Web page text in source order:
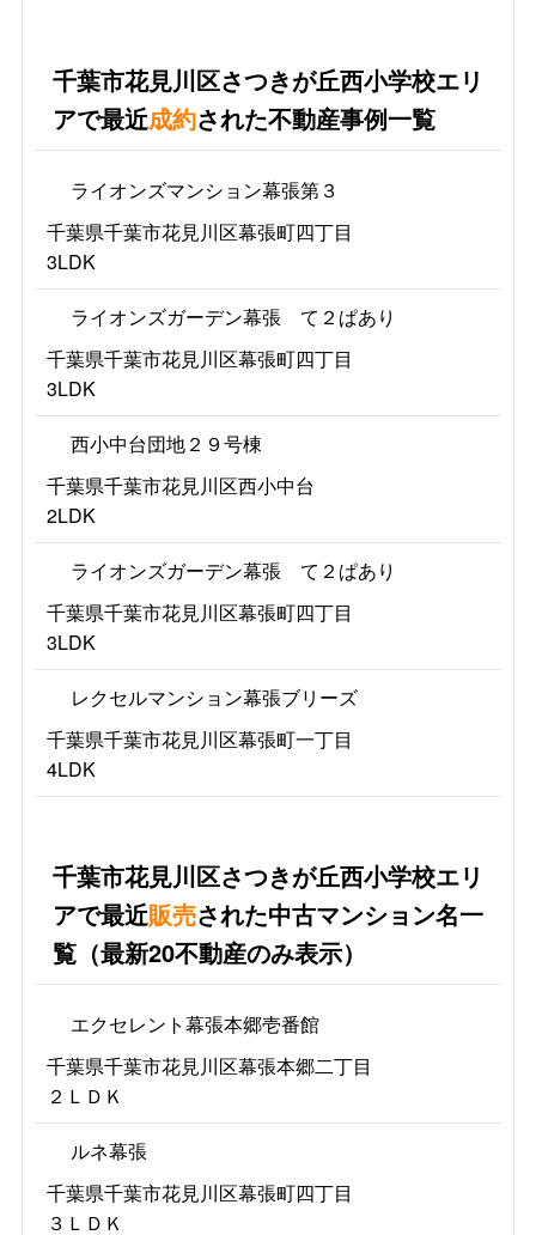
千葉市花見川区さつきが丘西小学校エリ
アで最近成約された不動産事例一覧
ライオンズマンション幕張第３
千葉県千葉市花見川区幕張町四丁目
3LDK
ライオンズガーデン幕張 て２ぱあり
千葉県千葉市花見川区幕張町四丁目
3LDK
西小中台団地２９号棟
千葉県千葉市花見川区西小中台
2LDK
ライオンズガーデン幕張 て２ぱあり
千葉県千葉市花見川区幕張町四丁目
3LDK
レクセルマンション幕張ブリーズ
千葉県千葉市花見川区幕張町一丁目
4LDK
千葉市花見川区さつきが丘西小学校エリ
アで最近販売された中古マンション名一
覧（最新20不動産のみ表示）
エクセレント幕張本郷壱番館
千葉県千葉市花見川区幕張本郷二丁目
２ＬＤＫ
ルネ幕張
千葉県千葉市花見川区幕張町四丁目
３ＬＤＫ